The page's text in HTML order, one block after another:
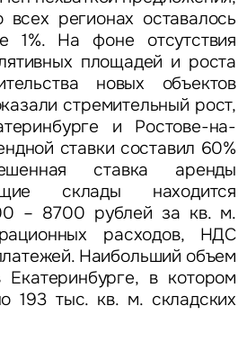
всех регионах оставалось
1%. На фоне отсутствия
площадей и роста
новых объектов
стремительный рост,
и Ростове-на-
ставки составил 60%
ставка аренды
склады находится
– 8700 рублей за кв. м.
расходов, НДС
Наибольший объем
в котором
193 тыс. кв. м. складских